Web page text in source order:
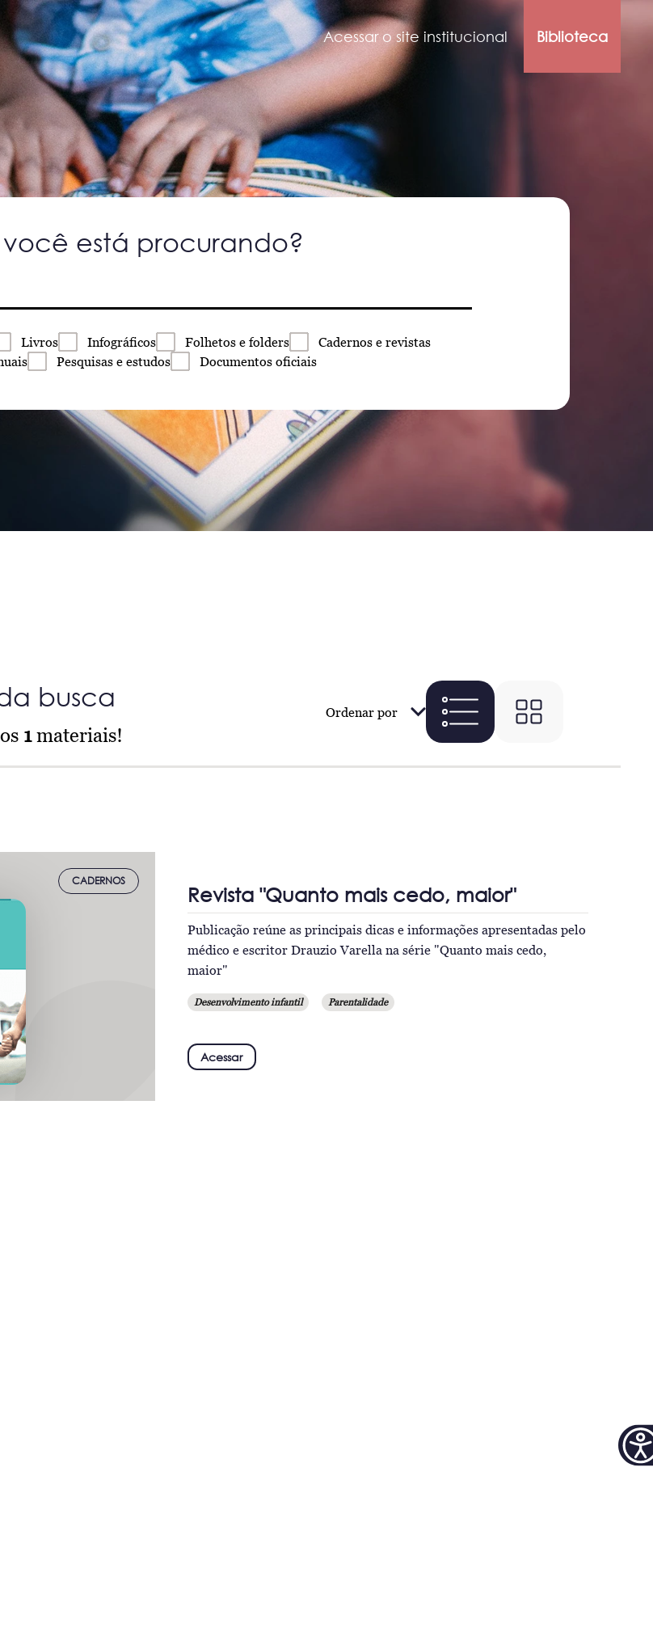
Acessar o site institucional Biblioteca
está procurando?
Livros Infográficos Folhetos e folders Cadernos e revistas
Pesquisas e estudos Documentos oficiais
busca
1materiais!
Ordenar por
CADERNOS
Revista "Quanto mais cedo, maior"
Publicação reúne as principais dicas e informações apresentadas pelo
médico e escritor Drauzio Varella na série "Quanto mais cedo,
maior"
Desenvolvimento infantil Parentalidade
Acessar